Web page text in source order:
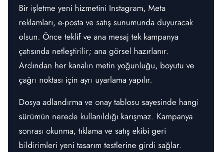
Bir işletme yeni hizmetini Instagram, Meta
reklamları, e-posta ve satış sunumunda duyuracak
olsun. Önce teklif ve ana mesaj tek kampanya
çatısında netleştirilir; ana görsel hazırlanır.
Ardından her kanalın metin yoğunluğu, boyutu ve
çağrı noktası için ayrı uyarlama yapılır.
Dosya adlandırma ve onay tablosu sayesinde hangi
sürümün nerede kullanıldığı karışmaz. Kampanya
sonrası okunma, tıklama ve satış ekibi geri
bildirimleri yeni tasarım testlerine girdi sağlar.